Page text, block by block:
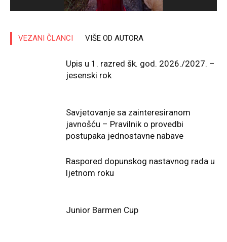
VEZANI ČLANCI VIŠE OD AUTORA
Upis u 1. razred šk. god. 2026./2027. –
jesenski rok
Savjetovanje sa zainteresiranom
javnošću – Pravilnik o provedbi
postupaka jednostavne nabave
Raspored dopunskog nastavnog rada u
ljetnom roku
Junior Barmen Cup